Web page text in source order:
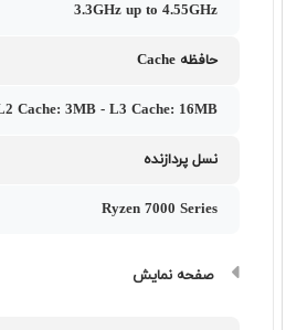
3.3GHz up to 4.55GHz
حافظه Cache
Cache: 3MB - L3 Cache: 16MB
نسل پردازنده
Ryzen 7000 Series
صفحه نمایش